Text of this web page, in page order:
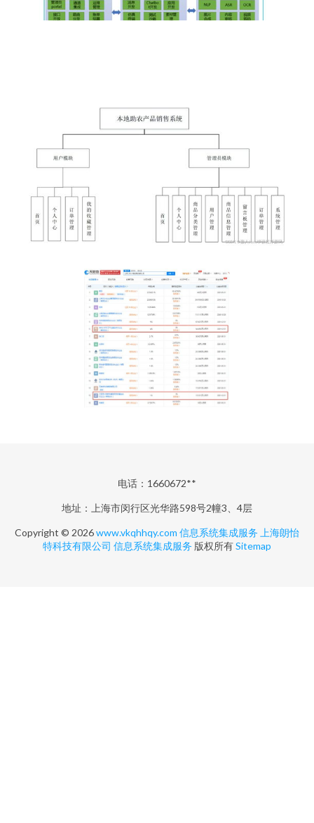
电话：1660672**
地址：上海市闵行区光华路598号2幢3、4层
Copyright © 2026www.vkqhhqy.com 信息系统集成服务 上海朗怡
特科技有限公司 信息系统集成服务 版权所有Sitemap